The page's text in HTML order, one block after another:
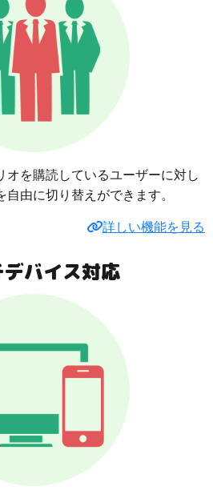
オを購読しているユーザーに対し
由に切り替えができます。
詳しい機能を見る
バイス対応